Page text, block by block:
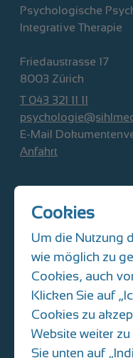
Psychologische
Integrative Therapie
Friedaustrasse 17
8003 Zürich
T 043 321 11 11
E-Mail
Anfahrt
Albisriederplatz 10
8004 Zürich
T 044 493 31 61
kinderarzt@sihlmed.ch
Anfahrt
Cookies
Um die Nutzung
wie möglich zu
Cookies, auch
Klicken Sie auf
Cookies zu
Website weiter
Sie unten auf